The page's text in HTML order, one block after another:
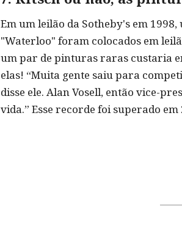
Em um leilão da Sotheby's em
"Waterloo" foram colocados em
um par de pinturas raras custaria
elas! “Muita gente saiu para
disse ele. Alan Vosell, então vice-
vida.” Esse recorde foi superado